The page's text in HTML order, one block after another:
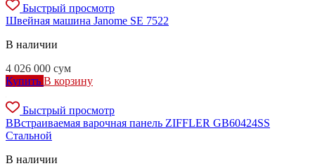
Быстрый просмотр
Швейная машина Janome SE 7522
В наличии
4 026 000 сум
Купить В корзину
Быстрый просмотр
ВВстраиваемая варочная панель ZIFFLER GB60424SS
Стальной
В наличии